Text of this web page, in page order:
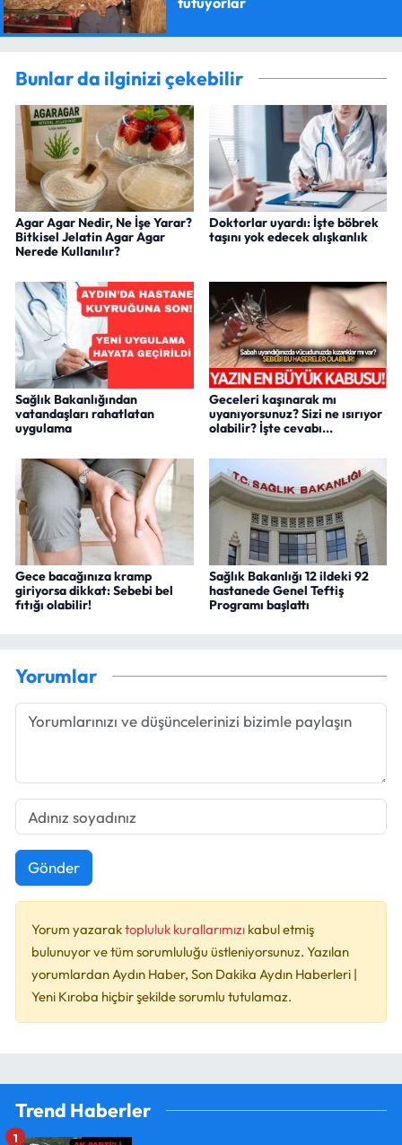
Bunlar da ilginizi çekebilir
Agar Agar Nedir, Ne İşe Yarar?
Bitkisel Jelatin Agar Agar
Nerede Kullanılır?
Doktorlar uyardı: İşte böbrek
taşını yok edecek alışkanlık
Sağlık Bakanlığından
vatandaşları rahatlatan
uygulama
Geceleri kaşınarak mı
uyanıyorsunuz? Sizi ne ısırıyor
olabilir? İşte cevabı...
Gece bacağınıza kramp
giriyorsa dikkat: Sebebi bel
fıtığı olabilir!
Sağlık Bakanlığı 12 ildeki 92
hastanede Genel Teftiş
Programı başlattı
Yorumlar
Gönder
Yorum yazaraktopluluk kurallarımızı kabul etmiş
bulunuyor ve tüm sorumluluğu üstleniyorsunuz. Yazılan
yorumlardan Aydın Haber, Son Dakika Aydın Haberleri |
Yeni Kıroba hiçbir şekilde sorumlu tutulamaz.
Trend Haberler
1